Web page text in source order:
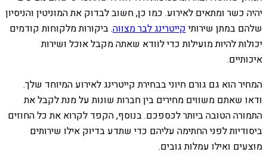
יהיה כשר ומתאים לאירוע. כמו כן, חשוב לבדוק את המוניטין והניסיון
שלהם במתן שירותיקייטרינג לבר מצווה. ביקורות מלקוחות קודמים
יכולות להיות מועילות כדי לוודא שאתה מקבל אוכל ושירות
איכותיים.
המחיר הוא גם גורם חיוני בבחירת קייטרינג לאירוע המיוחד שלך.
ודאו שאתם משווים מחירים בין חברות שונות על מנת לקבל את
התמורה הטובה ביותר לכספכם. בנוסף, הקפד לקרוא את כל החוזים
ביסודיות לפני החתימה עליהם כדי שתדע בדיוק אילו שירותים
מוצעים ואילו עמלות גובים.